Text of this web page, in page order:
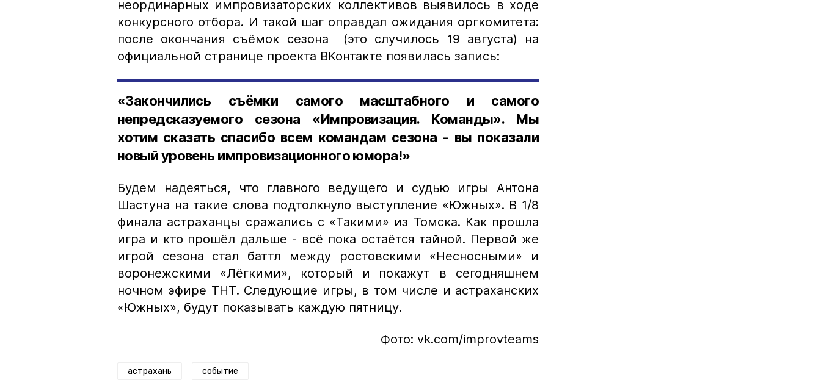
неординарных импровизаторских коллективов выявилось в ходе
конкурсного отбора. И такой шаг оправдал ожидания оргкомитета:
после окончания съёмок сезона (это случилось 19 августа) на
официальной странице проекта ВКонтакте появилась запись:
«Закончились съёмки самого масштабного и самого
непредсказуемого сезона «Импровизация. Команды». Мы
хотим сказать спасибо всем командам сезона - вы показали
новый уровень импровизационного юмора!»
Будем надеяться, что главного ведущего и судью игры Антона
Шастуна на такие слова подтолкнуло выступление «Южных». В 1/8
финала астраханцы сражались с «Такими» из Томска. Как прошла
игра и кто прошёл дальше - всё пока остаётся тайной. Первой же
игрой сезона стал баттл между ростовскими «Несносными» и
воронежскими «Лёгкими», который и покажут в сегодняшнем
ночном эфире ТНТ. Следующие игры, в том числе и астраханских
«Южных», будут показывать каждую пятницу.
Фото: vk.com/improvteams
астрахань событие